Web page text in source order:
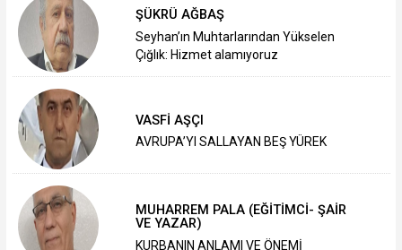
ŞÜKRÜ AĞBAŞ
Seyhan’ın Muhtarlarından Yükselen
Çığlık: Hizmet alamıyoruz
VASFİ AŞÇI
AVRUPA’YI SALLAYAN BEŞ YÜREK
MUHARREM PALA (EĞİTİMCİ- ŞAİR
VE YAZAR)
KURBANIN ANLAMI VE ÖNEMİ